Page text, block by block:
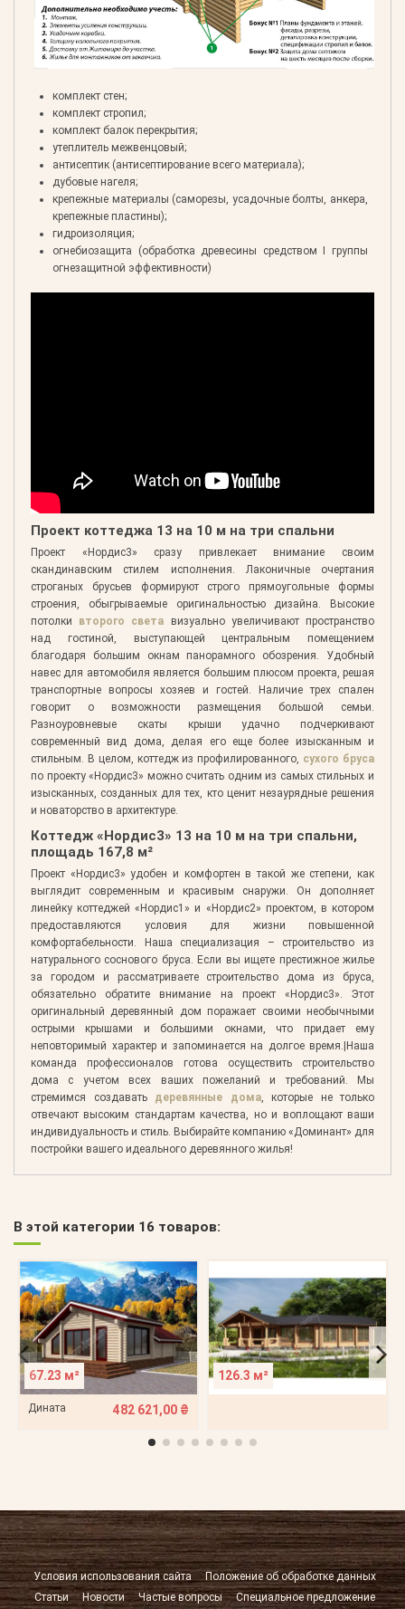
комплект стен;
комплект стропил;
комплект балок перекрытия;
утеплитель межвенцовый;
антисептик (антисептирование всего материала);
дубовые нагеля;
крепежные материалы (саморезы, усадочные болты, анкера,
крепежные пластины);
гидроизоляция;
огнебиозащита (обработка древесины средством I группы
огнезащитной эффективности)
Проект коттеджа 13 на 10 м на три спальни
Проект «Нордис3» сразу привлекает внимание своим
скандинавским стилем исполнения. Лаконичные очертания
строганых брусьев формируют строго прямоугольные формы
строения, обыгрываемые оригинальностью дизайна. Высокие
потолки второго света визуально увеличивают пространство
над гостиной, выступающей центральным помещением
благодаря большим окнам панорамного обозрения. Удобный
навес для автомобиля является большим плюсом проекта, решая
транспортные вопросы хозяев и гостей. Наличие трех спален
говорит о возможности размещения большой семьи.
Разноуровневые скаты крыши удачно подчеркивают
современный вид дома, делая его еще более изысканным и
стильным. В целом, коттедж из профилированного, сухого бруса
по проекту «Нордис3» можно считать одним из самых стильных и
изысканных, созданных для тех, кто ценит незаурядные решения
и новаторство в архитектуре.
Коттедж «Нордис3» 13 на 10 м на три спальни,
площадь 167,8 м²
Проект «Нордис3» удобен и комфортен в такой же степени, как
выглядит современным и красивым снаружи. Он дополняет
линейку коттеджей «Нордис1» и «Нордис2» проектом, в котором
предоставляются условия для жизни повышенной
комфортабельности. Наша специализация – строительство из
натурального соснового бруса. Если вы ищете престижное жилье
за городом и рассматриваете строительство дома из бруса,
обязательно обратите внимание на проект «Нордис3». Этот
оригинальный деревянный дом поражает своими необычными
острыми крышами и большими окнами, что придает ему
неповторимый характер и запоминается на долгое время.|Наша
команда профессионалов готова осуществить строительство
дома с учетом всех ваших пожеланий и требований. Мы
стремимся создавать деревянные дома, которые не только
отвечают высоким стандартам качества, но и воплощают ваши
индивидуальность и стиль. Выбирайте компанию «Доминант» для
постройки вашего идеального деревянного жилья!
В этой категории 16 товаров:
67.23 м²
Дината 482 621,00 ₴
126.3 м²
Условия использования сайта
Положение об обработке данных
Статьи
Новости Частые вопросы Специальное предложение